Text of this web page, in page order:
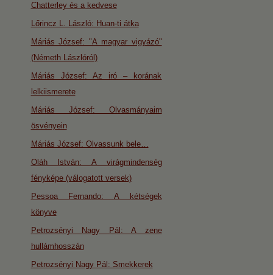
Chatterley és a kedvese
Lőrincz L. László: Huan-ti átka
Máriás József: "A magyar vigyázó"
(Németh Lászlóról)
Máriás József: Az iró – korának
lelkiismerete
Máriás József: Olvasmányaim
ösvényein
Máriás József: Olvassunk bele…
Oláh István: A virágmindenség
fényképe (válogatott versek)
Pessoa Fernando: A kétségek
könyve
Petrozsényi Nagy Pál: A zene
hullámhosszán
Petrozsényi Nagy Pál: Smekkerek